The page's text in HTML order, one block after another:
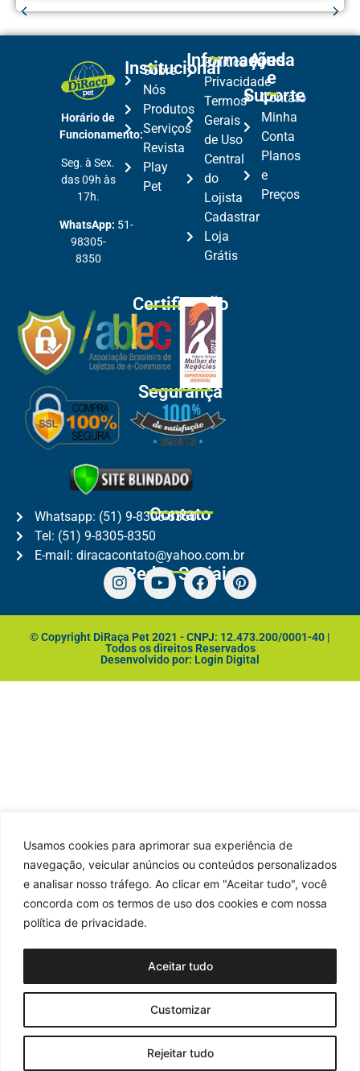
Usamos cookies para aprimorar sua experiência de
navegação, veicular anúncios ou conteúdos personalizados
e analisar nosso tráfego. Ao clicar em "Aceitar tudo", você
concorda com os termos de uso dos cookies e com nossa
política de privacidade.
Customizar
Rejeitar tudo
Aceitar tudo
Horário de
Funcionamento:
Seg. à Sex.
das 09h às
17h.
WhatsApp: 51-
98305-
8350
Institucional
Sobre
Nós
Produtos
Serviços
Revista
Play
Pet
Informações
Política de
Privacidade
Termos
Gerais
de Uso
Central
do
Lojista
Cadastrar
Loja
Grátis
Ajuda
e
Suporte
Contato
Minha
Conta
Planos
e
Preços
Certificação
Segurança
Contato
Whatsapp: (51) 9-8305-8350
Tel: (51) 9-8305-8350
E-mail: diracacontato@yahoo.com.br
Redes Sociais
© Copyright DiRaça Pet 2021 - CNPJ: 12.473.200/0001-40 |
Todos os direitos Reservados
Desenvolvido por: Login Digital